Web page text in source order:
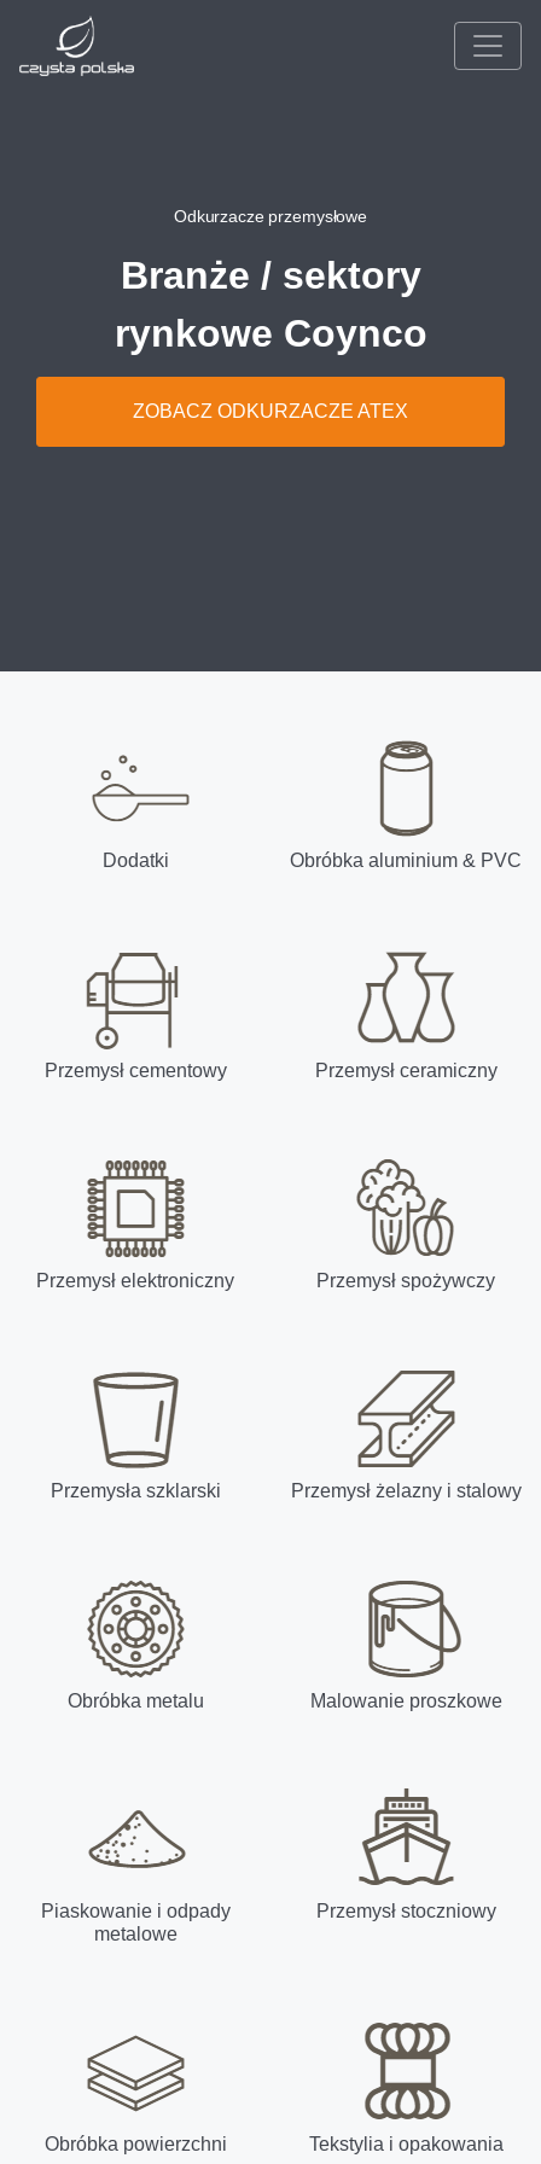
Odkurzacze przemysłowe
Branże / sektory
rynkowe Coynco
ZOBACZ ODKURZACZE ATEX
Dodatki Obróbka aluminium & PVC
Przemysł cementowy Przemysł ceramiczny
Przemysł elektroniczny Przemysł spożywczy
Przemysła szklarski Przemysł żelazny i stalowy
Obróbka metalu Malowanie proszkowe
Piaskowanie i odpady
metalowe
Przemysł stoczniowy
Obróbka powierzchni Tekstylia i opakowania